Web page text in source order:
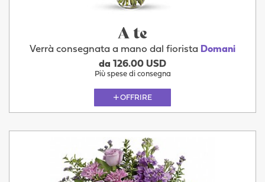
A te
Verrà consegnata a mano dal fiorista Domani
da 126.00 USD
Più spese di consegna
OFFRIRE